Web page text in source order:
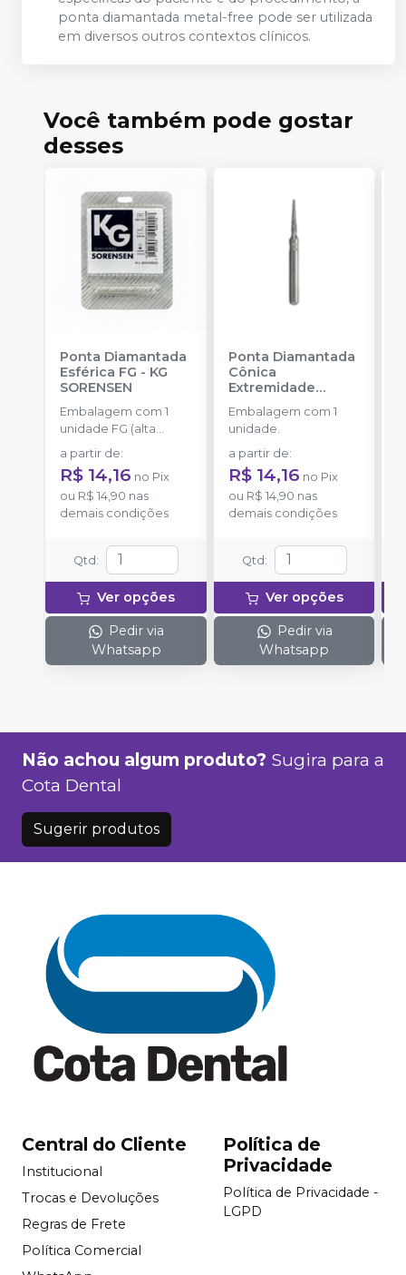
ponta diamantada metal-free pode ser utilizada
em diversos outros contextos clínicos.
Você também pode gostar
desses
Ponta Diamantada
Esférica FG - KG
SORENSEN
Embalagem com 1
unidade FG (alta
rotação).
a partir de:
R$ 14,16 no Pix
ou R$ 14,90 nas
demais condições
Qtd :
Ver opções
Pedir via
Whatsapp
Ponta Diamantada
Cônica
Extremidade
Arredondada FG
KG SORENSEN
Embalagem com 1
unidade.
a partir de:
R$ 14,16 no Pix
ou R$ 14,90 nas
demais condições
Qtd :
Ver opções
Pedir via
Whatsapp
Não achou algum produto? Sugira para a
Cota Dental
Sugerir produtos
Central do Cliente
Institucional
Trocas e Devoluções
Regras de Frete
Política Comercial
Política de
Privacidade
Política de Privacidade -
LGPD